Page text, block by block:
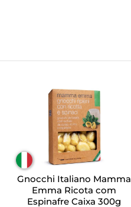
Gnocchi Italiano Mamma
Emma Ricota com
Espinafre Caixa 300g